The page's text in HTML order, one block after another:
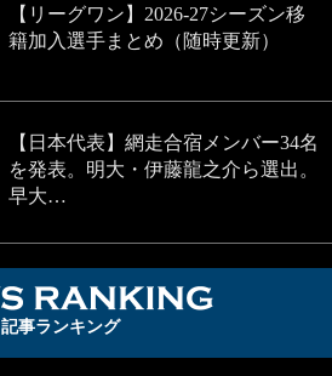
【リーグワン】2026-27シーズン移
籍加入選手まとめ（随時更新）
【日本代表】網走合宿メンバー34名
を発表。明大・伊藤龍之介ら選出。
早大…
記事ランキング